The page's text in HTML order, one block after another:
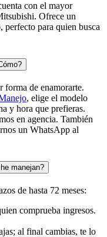
con el mayor
Ofrece un
para quien busca
forma de enamorarte.
, elige el modelo
y hora que prefieras.
en agencia. También
un WhatsApp al
manejan?
de hasta 72 meses:
comprueba ingresos.
al final cambias, te lo